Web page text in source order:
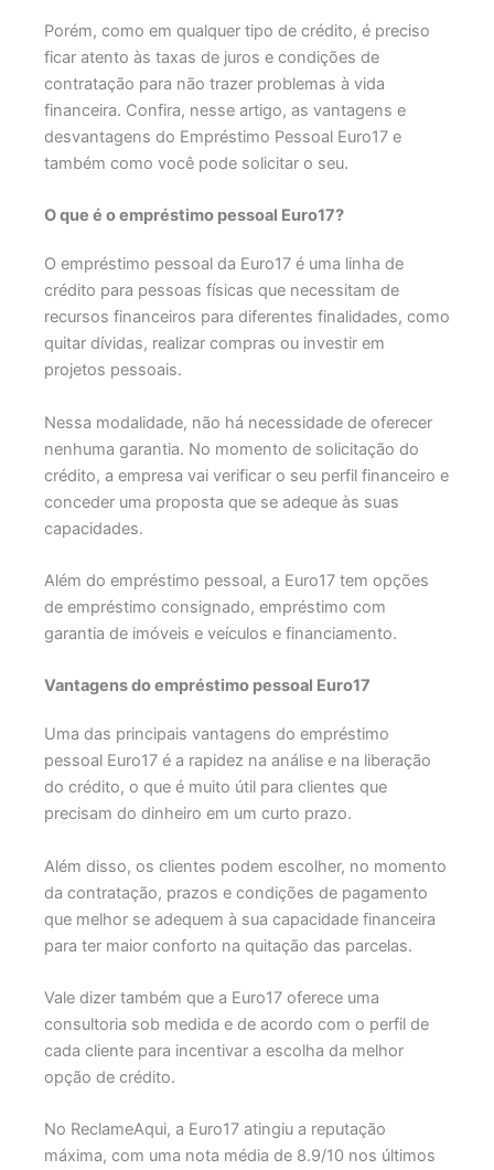
Porém, como em qualquer tipo de crédito, é preciso
ficar atento às taxas de juros e condições de
contratação para não trazer problemas à vida
financeira. Confira, nesse artigo, as vantagens e
desvantagens do Empréstimo Pessoal Euro17 e
também como você pode solicitar o seu.
O que é o empréstimo pessoal Euro17?
O empréstimo pessoal da Euro17 é uma linha de
crédito para pessoas físicas que necessitam de
recursos financeiros para diferentes finalidades, como
quitar dívidas, realizar compras ou investir em
projetos pessoais.
Nessa modalidade, não há necessidade de oferecer
nenhuma garantia. No momento de solicitação do
crédito, a empresa vai verificar o seu perfil financeiro e
conceder uma proposta que se adeque às suas
capacidades.
Além do empréstimo pessoal, a Euro17 tem opções
de empréstimo consignado, empréstimo com
garantia de imóveis e veículos e financiamento.
Vantagens do empréstimo pessoal Euro17
Uma das principais vantagens do empréstimo
pessoal Euro17 é a rapidez na análise e na liberação
do crédito, o que é muito útil para clientes que
precisam do dinheiro em um curto prazo.
Além disso, os clientes podem escolher, no momento
da contratação, prazos e condições de pagamento
que melhor se adequem à sua capacidade financeira
para ter maior conforto na quitação das parcelas.
Vale dizer também que a Euro17 oferece uma
consultoria sob medida e de acordo com o perfil de
cada cliente para incentivar a escolha da melhor
opção de crédito.
No ReclameAqui, a Euro17 atingiu a reputação
máxima, com uma nota média de 8.9/10 nos últimos